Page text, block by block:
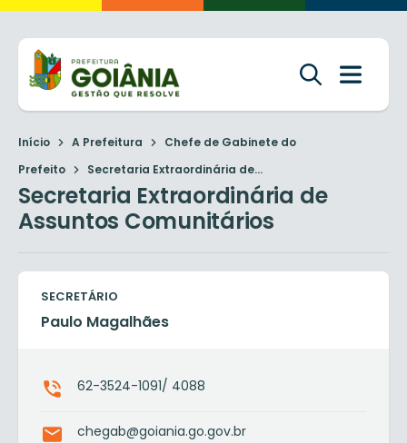
Início A Prefeitura
Chefe de Gabinete do
Prefeito
Secretaria Extraordinária de...
Secretaria Extraordinária de
Assuntos Comunitários
SECRETÁRIO
Paulo Magalhães
62-3524-1091/ 4088
chegab@goiania.go.gov.br